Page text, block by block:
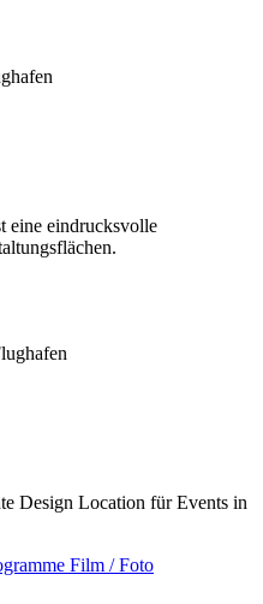
eine eindrucksvolle
Design Location für Events in
Film / Foto